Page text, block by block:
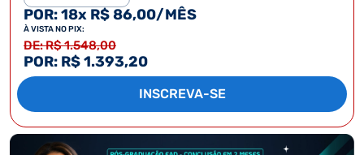
POR: 18x R$ 86,00/MÊS
À VISTA NO PIX:
DE: R$ 1.548,00
POR: R$ 1.393,20
INSCREVA-SE